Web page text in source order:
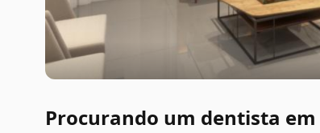
Procurando um dentista